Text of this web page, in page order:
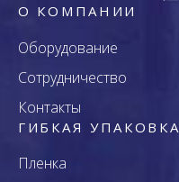
О КОМПАНИИ
Оборудование
Сотрудничество
Контакты
ГИБКАЯ УПАКОВКА
Пленка